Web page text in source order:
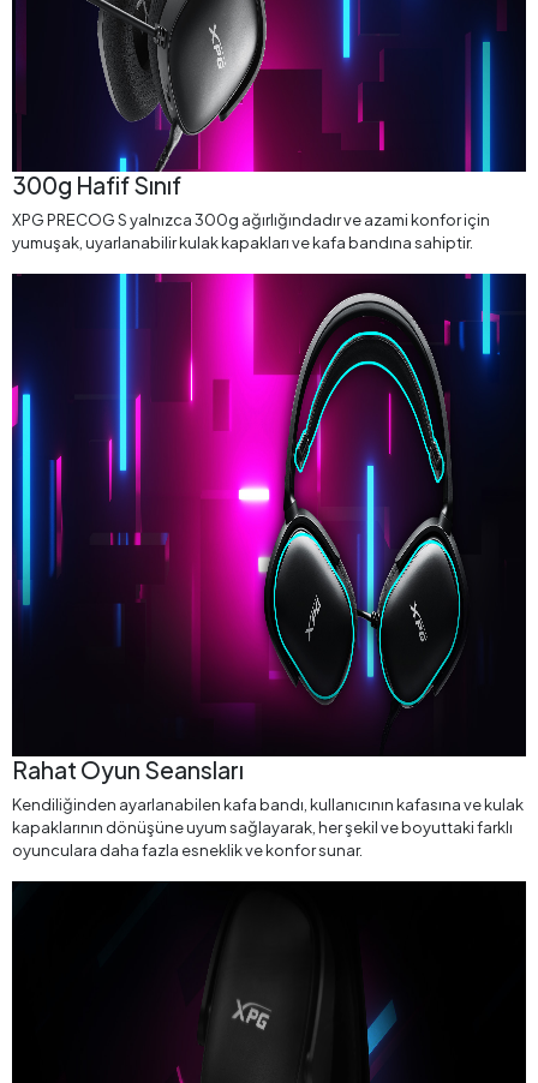
300g Hafif Sınıf
XPG PRECOG S yalnızca 300g ağırlığındadır ve azami konfor için
yumuşak, uyarlanabilir kulak kapakları ve kafa bandına sahiptir.
Rahat Oyun Seansları
Kendiliğinden ayarlanabilen kafa bandı, kullanıcının kafasına ve kulak
kapaklarının dönüşüne uyum sağlayarak, her şekil ve boyuttaki farklı
oyunculara daha fazla esneklik ve konfor sunar.